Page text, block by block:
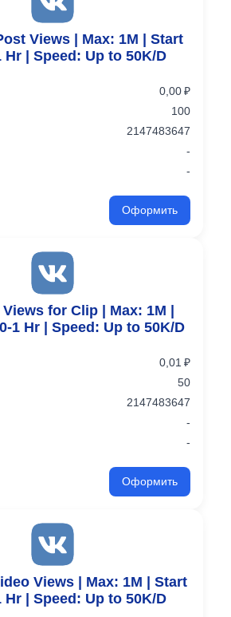
Views | Max: 1M | Start
Hr | Speed: Up to 50K/D
0,00 ₽
100
2147483647
-
-
Оформить
for Clip | Max: 1M |
1 Hr | Speed: Up to 50K/D
0,01 ₽
50
2147483647
-
-
Оформить
Views | Max: 1M | Start
Hr | Speed: Up to 50K/D